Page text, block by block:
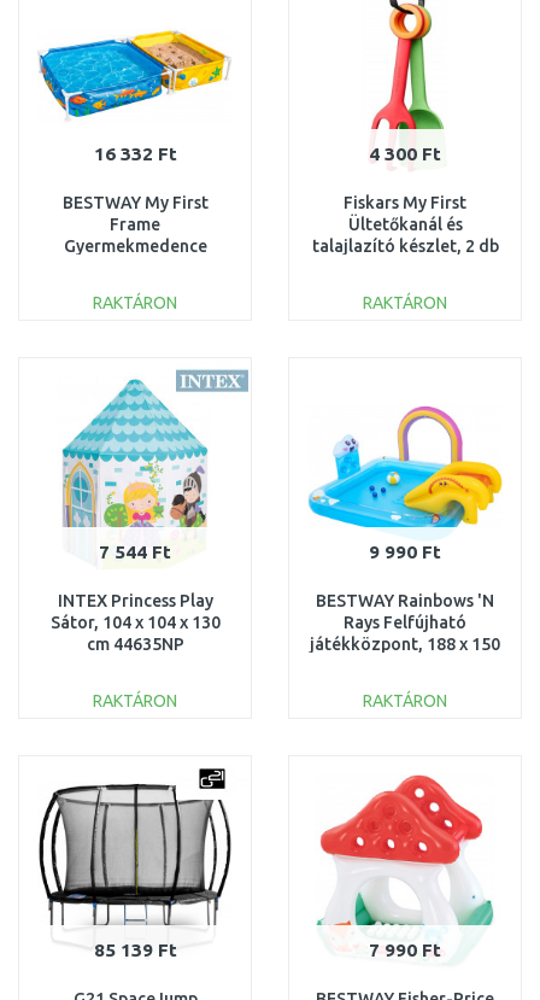
16 332 Ft
BESTWAY My First
Frame
Gyermekmedence
x 30,5 cm 561CF
RAKTÁRON
Összehasonlítás
4 300 Ft
Fiskars My First
Ültetőkanál és
talajlazító készlet, 2 db
RAKTÁRON
7 544 Ft
INTEX Princess Play
Sátor, 104 x 104 x 130
cm 44635NP
RAKTÁRON
9 990 Ft
BESTWAY Rainbows 'N
Rays Felfújható
játékközpont, 188 x 150
RAKTÁRON
Összehasonlítás
85 139 Ft 7 990 Ft